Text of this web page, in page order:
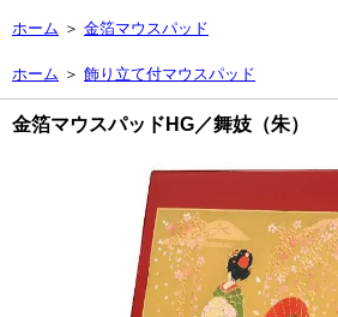
ホーム ＞ 金箔マウスパッド
ホーム ＞ 飾り立て付マウスパッド
金箔マウスパッドHG／舞妓（朱）